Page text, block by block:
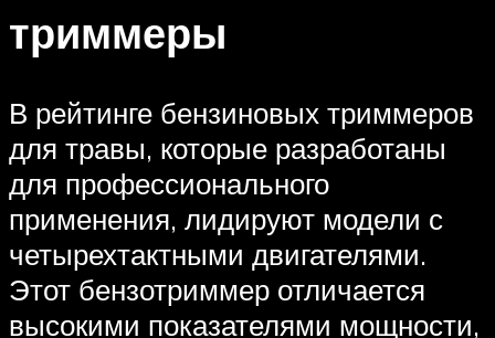
триммеры
В рейтинге бензиновых триммеров
для травы, которые разработаны
для профессионального
применения, лидируют модели с
четырехтактными двигателями.
Этот бензотриммер отличается
высокими показателями мощности,